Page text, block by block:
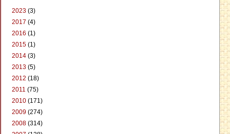
2023 (3)
2017 (4)
2016 (1)
2015 (1)
2014 (3)
2013 (5)
2012 (18)
2011 (75)
2010 (171)
2009 (274)
2008 (314)